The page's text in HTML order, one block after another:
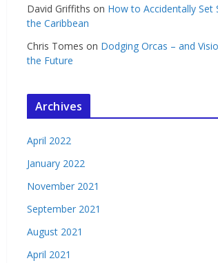
David Griffiths on How to Accidentally Set
the Caribbean
Chris Tomes on Dodging Orcas – and
the Future
Archives
April 2022
January 2022
November 2021
September 2021
August 2021
April 2021